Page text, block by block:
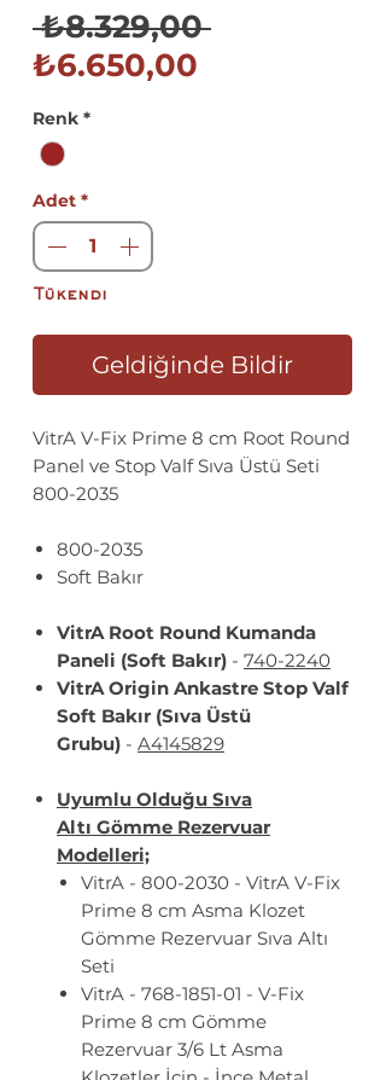
₺8.329,00 Normal
₺6.650,00
Renk *
Adet *
Tükendi
Geldiğinde Bildir
VitrA V-Fix Prime 8 cm Root Round
Panel ve Stop Valf Sıva Üstü Seti
800-2035
800-2035
Soft Bakır
VitrA Root Round Kumanda
Paneli (Soft Bakır) - 740-2240
VitrA Origin Ankastre Stop Valf
Soft Bakır (Sıva Üstü
Grubu) - A4145829
Uyumlu Olduğu Sıva
Altı Gömme Rezervuar
Modelleri;
VitrA - 800-2030 - VitrA V-Fix
Prime 8 cm Asma Klozet
Gömme Rezervuar Sıva Altı
Seti
VitrA - 768-1851-01 - V-Fix
Prime 8 cm Gömme
Rezervuar 3/6 Lt Asma